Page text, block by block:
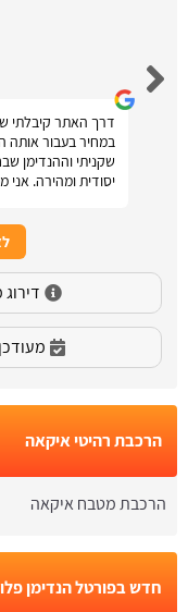
דרך האתר קיבלתי
במחיר בעבור אותה
שקניתי וההנדימן
יסודית ומהירה.
דירוג ממוצע
הרכבת רהיטי איקאה
הרכבת מטבח איקאה
חדש בפורטל הנדימן